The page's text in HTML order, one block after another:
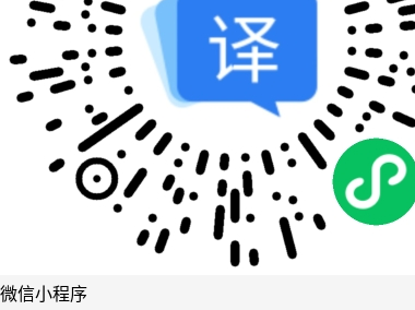
微信小程序